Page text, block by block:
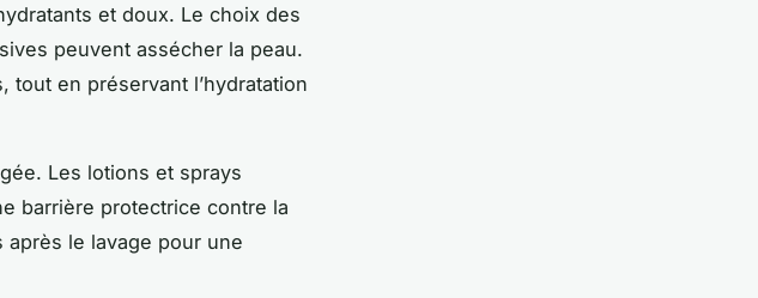
et doux. Le choix des
peuvent assécher la peau.
tout en préservant l’hydratation
Les lotions et sprays
barrière protectrice contre la
après le lavage pour une